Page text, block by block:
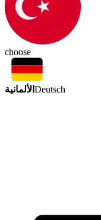
choose
الألمانية Deutsch